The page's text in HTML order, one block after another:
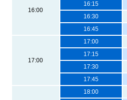
16:00
16:15
16:30
16:45
17:00
17:00
17:15
17:30
17:45
18:00